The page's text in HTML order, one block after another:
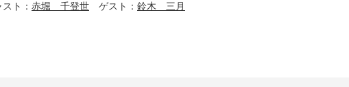
スト 赤堀 千登世 ゲスト 鈴木 三月